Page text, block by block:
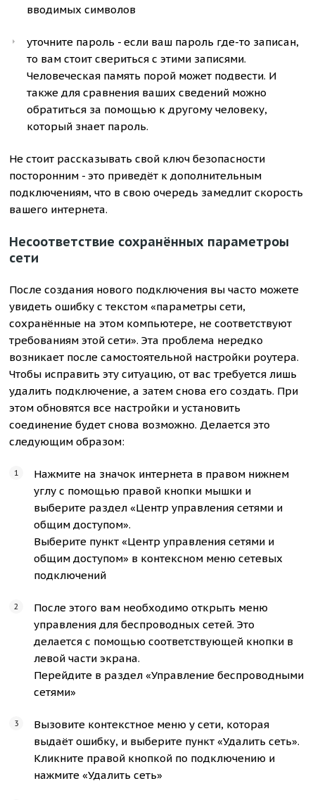
вводимых символов
уточните пароль - если ваш пароль где-то записан,
то вам стоит свериться с этими записями.
Человеческая память порой может подвести. И
также для сравнения ваших сведений можно
обратиться за помощью к другому человеку,
который знает пароль.
Не стоит рассказывать свой ключ безопасности
посторонним - это приведёт к дополнительным
подключениям, что в свою очередь замедлит скорость
вашего интернета.
Несоответствие сохранённых параметроы
сети
После создания нового подключения вы часто можете
увидеть ошибку с текстом «параметры сети,
сохранённые на этом компьютере, не соответствуют
требованиям этой сети». Эта проблема нередко
возникает после самостоятельной настройки роутера.
Чтобы исправить эту ситуацию, от вас требуется лишь
удалить подключение, а затем снова его создать. При
этом обновятся все настройки и установить
соединение будет снова возможно. Делается это
следующим образом:
Нажмите на значок интернета в правом нижнем
углу с помощью правой кнопки мышки и
выберите раздел «Центр управления сетями и
общим доступом».
Выберите пункт «Центр управления сетями и
общим доступом» в контексном меню сетевых
подключений
После этого вам необходимо открыть меню
управления для беспроводных сетей. Это
делается с помощью соответствующей кнопки в
левой части экрана.
Перейдите в раздел «Управление беспроводными
сетями»
Вызовите контекстное меню у сети, которая
выдаёт ошибку, и выберите пункт «Удалить сеть».
Кликните правой кнопкой по подключению и
нажмите «Удалить сеть»